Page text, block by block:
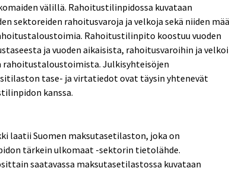
välillä. Rahoitustilinpidossa kuvataan
sektoreiden rahoitusvaroja ja velkoja sekä niiden
Rahoitustilinpito koostuu vuoden
ja vuoden aikaisista, rahoitusvaroihin ja
rahoitustaloustoimista. Julkisyhteisöjen
tase- ja virtatiedot ovat täysin yhtenevät
kanssa.
laatii Suomen maksutasetilaston, joka on
tärkein ulkomaat -sektorin tietolähde.
saatavassa maksutasetilastossa kuvataan